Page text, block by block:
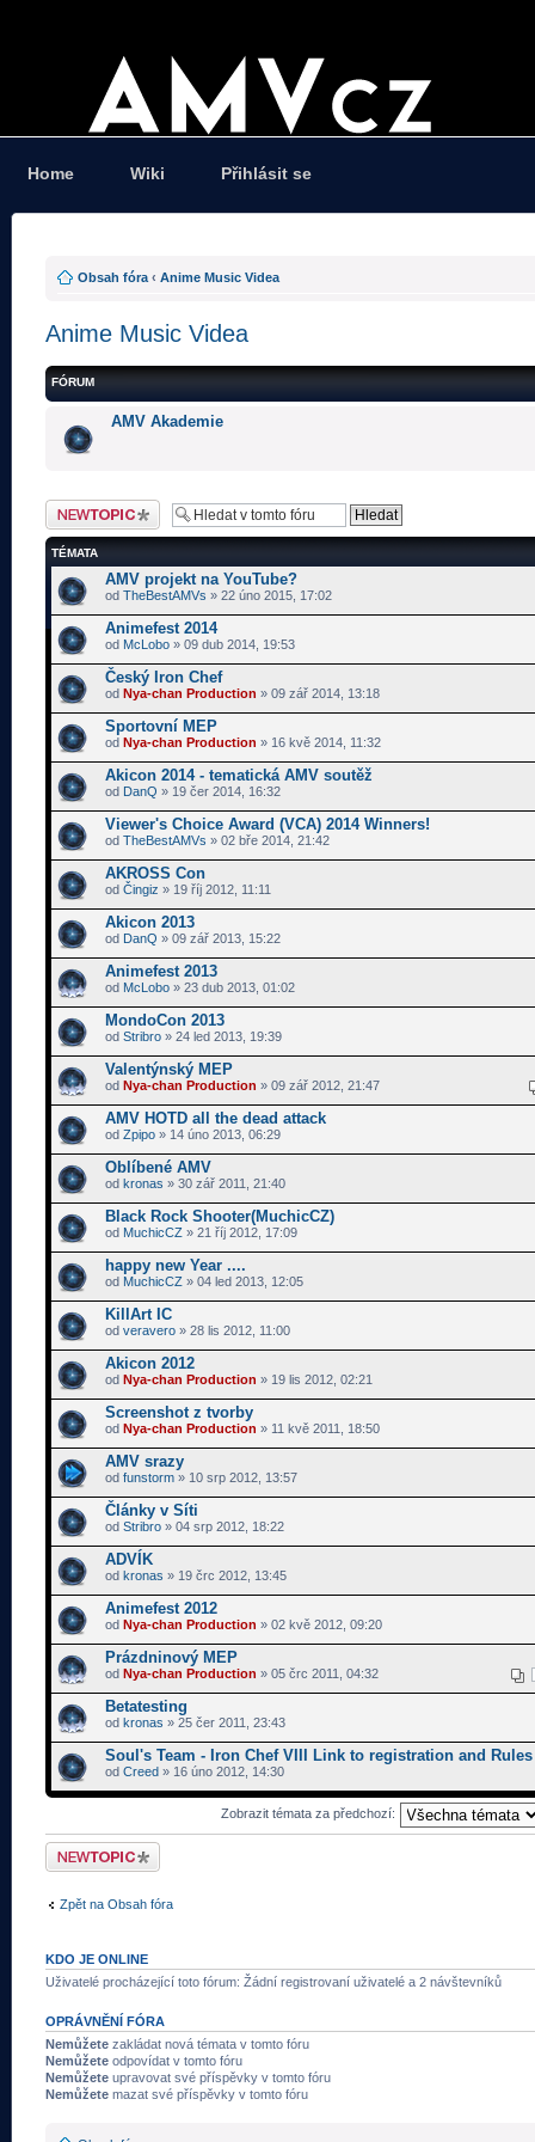
Home Wiki Přihlásit se
Obsah fóra ‹ Anime Music Videa
Anime Music Videa
FÓRUM
AMV Akademie
Odeslat nové téma
TÉMATA
AMV projekt na YouTube?
od TheBestAMVs » 22 úno 2015, 17:02
Animefest 2014
od McLobo » 09 dub 2014, 19:53
Český Iron Chef
od Nya-chan Production » 09 zář 2014, 13:18
Sportovní MEP
od Nya-chan Production » 16 kvě 2014, 11:32
Akicon 2014 - tematická AMV soutěž
od DanQ » 19 čer 2014, 16:32
Viewer's Choice Award (VCA) 2014 Winners!
od TheBestAMVs » 02 bře 2014, 21:42
AKROSS Con
od Čingiz » 19 říj 2012, 11:11
Akicon 2013
od DanQ » 09 zář 2013, 15:22
Animefest 2013
od McLobo » 23 dub 2013, 01:02
MondoCon 2013
od Stribro » 24 led 2013, 19:39
Valentýnský MEP
od Nya-chan Production » 09 zář 2012, 21:47
AMV HOTD all the dead attack
od Zpipo » 14 úno 2013, 06:29
Oblíbené AMV
od kronas » 30 zář 2011, 21:40
Black Rock Shooter(MuchicCZ)
od MuchicCZ » 21 říj 2012, 17:09
happy new Year ....
od MuchicCZ » 04 led 2013, 12:05
KillArt IC
od veravero » 28 lis 2012, 11:00
Akicon 2012
od Nya-chan Production » 19 lis 2012, 02:21
Screenshot z tvorby
od Nya-chan Production » 11 kvě 2011, 18:50
AMV srazy
od funstorm » 10 srp 2012, 13:57
Články v Síti
od Stribro » 04 srp 2012, 18:22
ADVÍK
od kronas » 19 črc 2012, 13:45
Animefest 2012
od Nya-chan Production » 02 kvě 2012, 09:20
Prázdninový MEP
od Nya-chan Production » 05 črc 2011, 04:32
Betatesting
od kronas » 25 čer 2011, 23:43
Soul's Team - Iron Chef VIII Link to registration and Rules
od Creed » 16 úno 2012, 14:30
Zobrazit témata za předchozí:
Odeslat nové téma
Zpět na Obsah fóra
KDO JE ONLINE
Uživatelé procházející toto fórum: Žádní registrovaní uživatelé a 2 návštevníků
OPRÁVNĚNÍ FÓRA
Nemůžete zakládat nová témata v tomto fóru
Nemůžete odpovídat v tomto fóru
Nemůžete upravovat své příspěvky v tomto fóru
Nemůžete mazat své příspěvky v tomto fóru